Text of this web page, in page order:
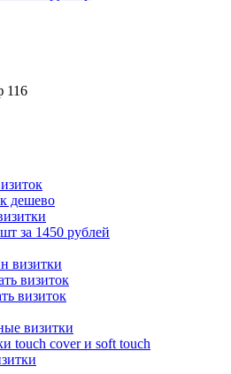
116
дешево
за 1450 рублей
визитки
визиток
визиток
визитки
touch cover и soft touch